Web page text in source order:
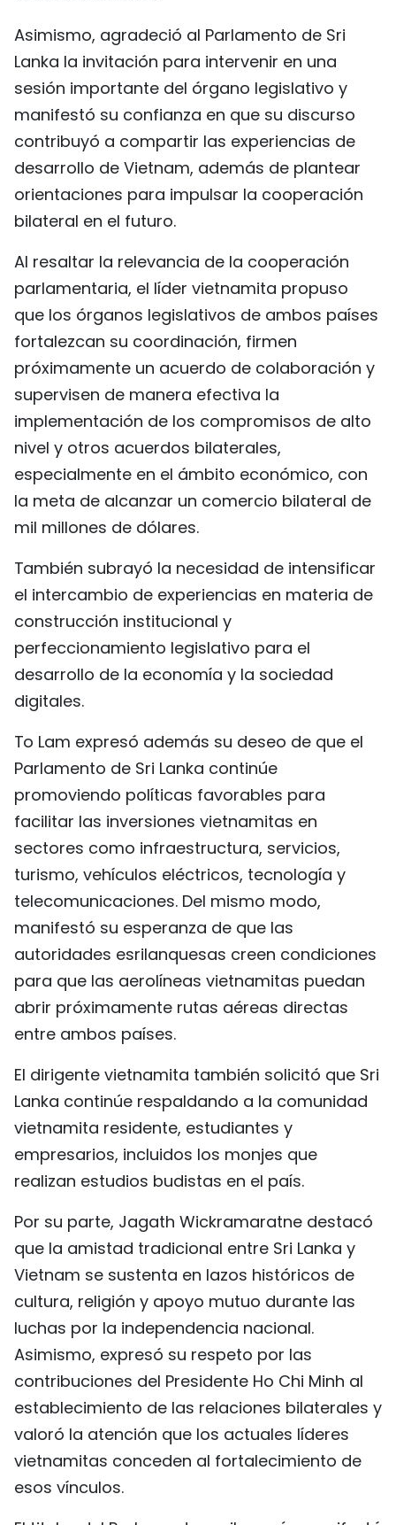
Asimismo, agradeció al Parlamento de Sri
Lanka la invitación para intervenir en una
sesión importante del órgano legislativo y
manifestó su confianza en que su discurso
contribuyó a compartir las experiencias de
desarrollo de Vietnam, además de plantear
orientaciones para impulsar la cooperación
bilateral en el futuro.
Al resaltar la relevancia de la cooperación
parlamentaria, el líder vietnamita propuso
que los órganos legislativos de ambos países
fortalezcan su coordinación, firmen
próximamente un acuerdo de colaboración y
supervisen de manera efectiva la
implementación de los compromisos de alto
nivel y otros acuerdos bilaterales,
especialmente en el ámbito económico, con
la meta de alcanzar un comercio bilateral de
mil millones de dólares.
También subrayó la necesidad de intensificar
el intercambio de experiencias en materia de
construcción institucional y
perfeccionamiento legislativo para el
desarrollo de la economía y la sociedad
digitales.
To Lam expresó además su deseo de que el
Parlamento de Sri Lanka continúe
promoviendo políticas favorables para
facilitar las inversiones vietnamitas en
sectores como infraestructura, servicios,
turismo, vehículos eléctricos, tecnología y
telecomunicaciones. Del mismo modo,
manifestó su esperanza de que las
autoridades esrilanquesas creen condiciones
para que las aerolíneas vietnamitas puedan
abrir próximamente rutas aéreas directas
entre ambos países.
El dirigente vietnamita también solicitó que Sri
Lanka continúe respaldando a la comunidad
vietnamita residente, estudiantes y
empresarios, incluidos los monjes que
realizan estudios budistas en el país.
Por su parte, Jagath Wickramaratne destacó
que la amistad tradicional entre Sri Lanka y
Vietnam se sustenta en lazos históricos de
cultura, religión y apoyo mutuo durante las
luchas por la independencia nacional.
Asimismo, expresó su respeto por las
contribuciones del Presidente Ho Chi Minh al
establecimiento de las relaciones bilaterales y
valoró la atención que los actuales líderes
vietnamitas conceden al fortalecimiento de
esos vínculos.